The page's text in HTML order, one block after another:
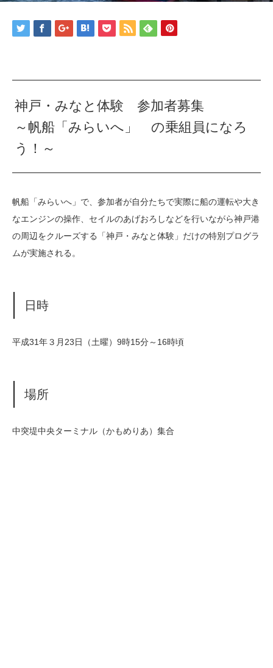
神戸・みなと体験 参加者募集
～帆船「みらいへ」 の乗組員になろ
う！～
帆船「みらいへ」で、参加者が自分たちで実際に船の運転や大き
なエンジンの操作、セイルのあげおろしなどを行いながら神戸港
の周辺をクルーズする「神戸・みなと体験」だけの特別プログラ
ムが実施される。
日時
平成31年３月23日（土曜）9時15分～16時頃
場所
中突堤中央ターミナル（かもめりあ）集合